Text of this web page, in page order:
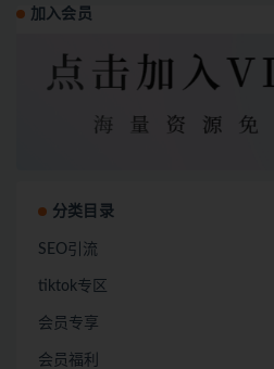
加入会员
分类目录
SEO引流
tiktok专区
会员专享
会员福利